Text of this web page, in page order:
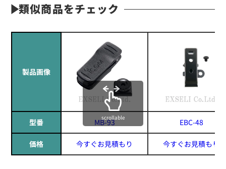
類似商品をチェック
製品画像
型番 MB-93 EBC-48
価格 今すぐお見積もり 今すぐお見積もり
scrollable